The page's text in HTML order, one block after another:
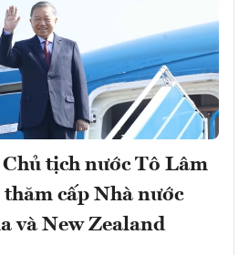
tịch nước Tô Lâm
cấp Nhà nước
và New Zealand